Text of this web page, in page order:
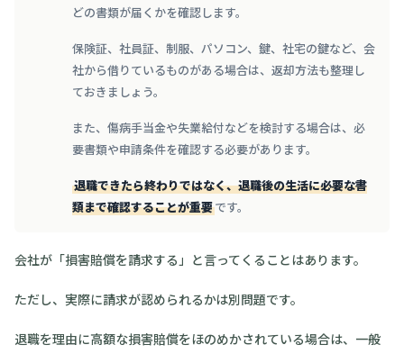
どの書類が届くかを確認します。
保険証、社員証、制服、パソコン、鍵、社宅の鍵など、会
社から借りているものがある場合は、返却方法も整理し
ておきましょう。
また、傷病手当金や失業給付などを検討する場合は、必
要書類や申請条件を確認する必要があります。
退職できたら終わりではなく、退職後の生活に必要な書
類まで確認することが重要です。
会社が「損害賠償を請求する」と言ってくることはあります。
ただし、実際に請求が認められるかは別問題です。
退職を理由に高額な損害賠償をほのめかされている場合は、一般